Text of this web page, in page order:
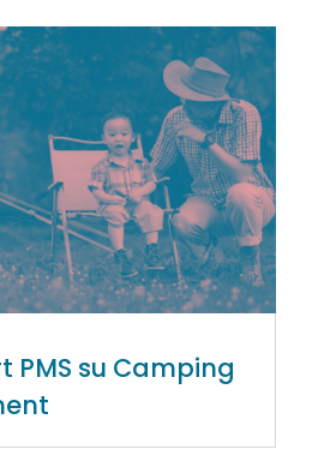
PMS su Camping